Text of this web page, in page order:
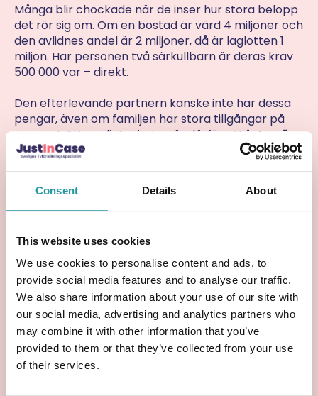
Consent Details About
This website uses cookies
We use cookies to personalise content and ads, to
provide social media features and to analyse our traffic.
We also share information about your use of our site with
our social media, advertising and analytics partners who
may combine it with other information that you’ve
provided to them or that they’ve collected from your use
of their services.
Många blir chockade när de inser hur stora belopp
det rör sig om. Om en bostad är värd 4 miljoner och
den avlidnes andel är 2 miljoner, då är laglotten 1
miljon. Har personen två särkullbarn är deras krav
500 000 var – direkt.
Den efterlevande partnern kanske inte har dessa
pengar, även om familjen har stora tillgångar på
pappret. Ett vanligt misstag är därför attinte göra
en ekonomisk genomgång i förväg
7. Man blandar ihop
“giftorättsgods” och “arv”
Giftorättsgods innebär att makarna delar på
värdet vid bodelningen, men det betyder inte att
arvet fördelas lika. Det är många som tror att
bodelningen och arvet är samma sak, vilket skapar
osäkerhet.
I själva verket är det två separata juridiska
processer: